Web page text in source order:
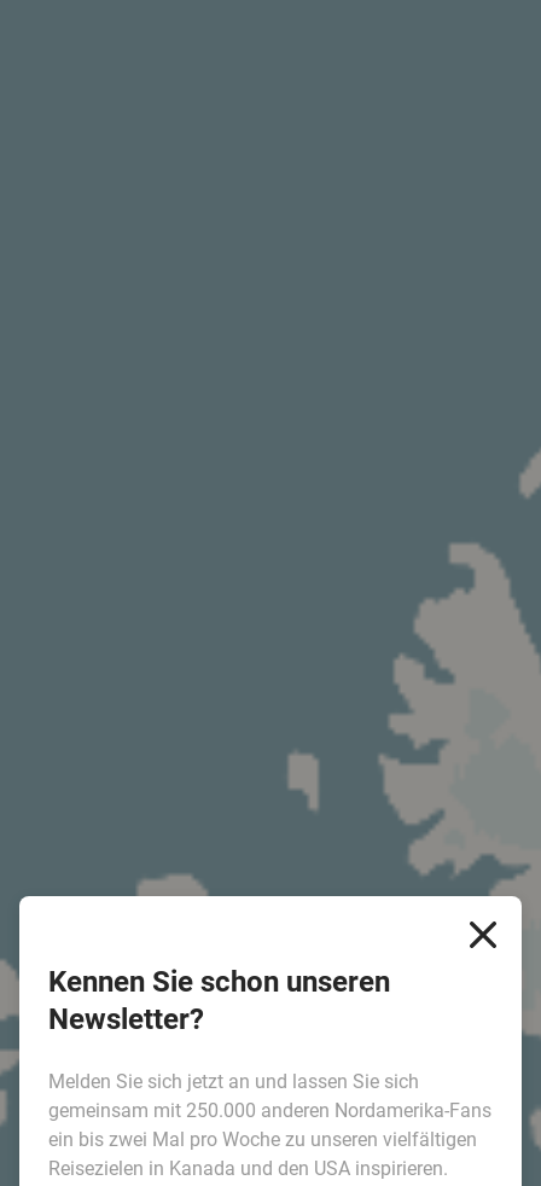
Kennen Sie schon unseren
Newsletter?
Melden Sie sich jetzt an und lassen Sie sich
gemeinsam mit 250.000 anderen Nordamerika-Fans
ein bis zwei Mal pro Woche zu unseren vielfältigen
Reisezielen in Kanada und den USA inspirieren.